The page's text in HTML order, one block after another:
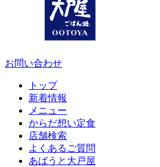
お問い合わせ
トップ
新着情報
メニュー
からだ想い定食
店舗検索
よくあるご質問
あばうと大戸屋